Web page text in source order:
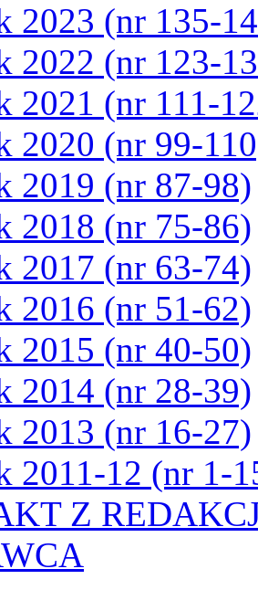
2023 (nr 135-
2022 (nr 123-
2021 (nr 111-
2020 (nr 99-
2019 (nr 87-98)
2018 (nr 75-86)
2017 (nr 63-74)
2016 (nr 51-62)
2015 (nr 40-50)
2014 (nr 28-39)
2013 (nr 16-27)
2011-12 (nr 1-
Z